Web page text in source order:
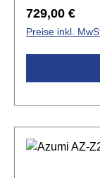
Waveline
bautechnisch
bequemes
Der Waveline
Kinder ab 7
Neusilber
Regulärer
729,00 €
Preise inkl.